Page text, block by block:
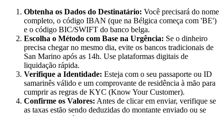
Obtenha os Dados do Destinatário: Você precisará do nome
completo, o código IBAN (que na Bélgica começa com 'BE')
e o código BIC/SWIFT do banco belga.
Escolha o Método com Base na Urgência: Se o dinheiro
precisa chegar no mesmo dia, evite os bancos tradicionais de
San Marino após as 14h. Use plataformas digitais de
liquidação rápida.
Verifique a Identidade: Esteja com o seu passaporte ou ID
samarinês válido e um comprovante de residência à mão para
cumprir as regras de KYC (Know Your Customer).
Confirme os Valores: Antes de clicar em enviar, verifique se
as taxas estão sendo deduzidas do montante enviado ou se